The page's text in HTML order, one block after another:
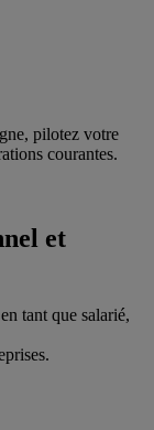
pilotez votre
courantes.
et
tant que salarié,